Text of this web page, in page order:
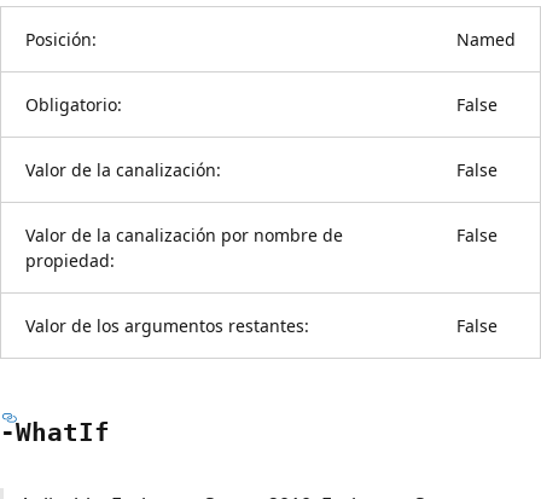
Posición: Named
Obligatorio: False
Valor de la canalización: False
Valor de la canalización por nombre de
propiedad:
False
Valor de los argumentos restantes: False
-WhatIf